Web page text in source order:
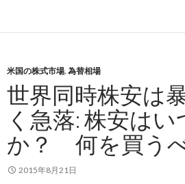
米国の株式市場, 為替相場
世界同時株安は
く急落: 株安はい
か？ 何を買う
2015年8月21日